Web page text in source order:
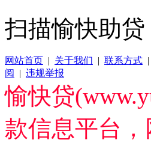
扫描愉快助贷
网站首页 | 关于我们 | 联系方式 |
阅
| 违规举报
愉快贷
款信息平台